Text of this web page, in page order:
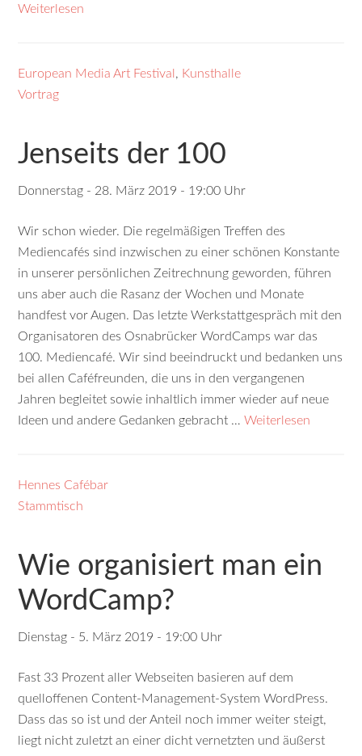
Weiterlesen
European Media Art Festival , Kunsthalle
Vortrag
Jenseits der 100
Donnerstag - 28. März 2019 - 19:00 Uhr
Wir schon wieder. Die regelmäßigen Treffen des
Mediencafés sind inzwischen zu einer schönen Konstante
in unserer persönlichen Zeitrechnung geworden, führen
uns aber auch die Rasanz der Wochen und Monate
handfest vor Augen. Das letzte Werkstattgespräch mit den
Organisatoren des Osnabrücker WordCamps war das
100. Mediencafé. Wir sind beeindruckt und bedanken uns
bei allen Caféfreunden, die uns in den vergangenen
Jahren begleitet sowie inhaltlich immer wieder auf neue
Ideen und andere Gedanken gebracht …Weiterlesen
Hennes Cafébar
Stammtisch
Wie organisiert man ein
WordCamp?
Dienstag - 5. März 2019 - 19:00 Uhr
Fast 33 Prozent aller Webseiten basieren auf dem
quelloffenen Content-Management-System WordPress.
Dass das so ist und der Anteil noch immer weiter steigt,
liegt nicht zuletzt an einer dicht vernetzten und äußerst